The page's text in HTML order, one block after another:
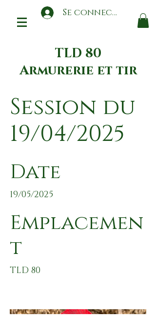
Se connecter
TLD 80
Armurerie et tir
Session du
19/04/2025
Date
19/05/2025
Emplacemen
t
TLD 80